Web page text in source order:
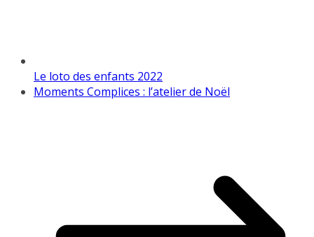
Le loto des enfants 2022
Moments Complices : l’atelier de Noël